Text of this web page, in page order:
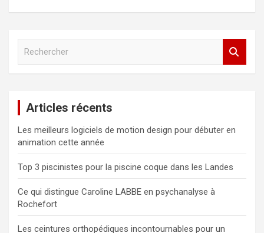
c
h
e
r
Articles récents
Les meilleurs logiciels de motion design pour débuter en
animation cette année
Top 3 piscinistes pour la piscine coque dans les Landes
Ce qui distingue Caroline LABBE en psychanalyse à
Rochefort
Les ceintures orthopédiques incontournables pour un